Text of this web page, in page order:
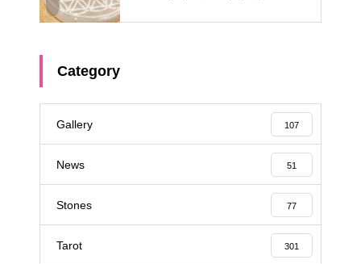
Category
Gallery 107
News 51
Stones 77
Tarot 301